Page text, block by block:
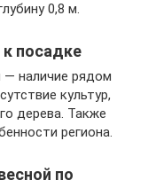
0,8 м.
посадке
— наличие рядом
культур,
дерева. Также
региона.
по